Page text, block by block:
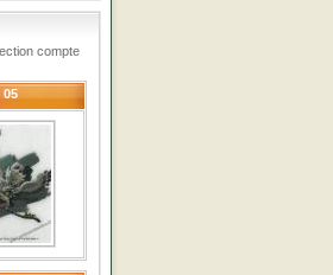
compte
05